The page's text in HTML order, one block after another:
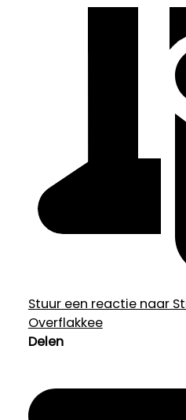
Stuur een reactie naar
Overflakkee
Delen